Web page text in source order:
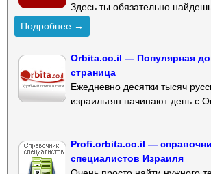
Здесь ты обязательно
Подробнее →
Orbita.co.il — Популярная
страница
Ежедневно десятки тысяч
израильтян начинают день с
Profi.orbita.co.il —
специалистов Израиля